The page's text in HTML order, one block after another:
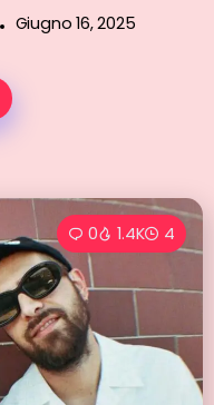
Giugno 16, 2025
0 1.4K 4